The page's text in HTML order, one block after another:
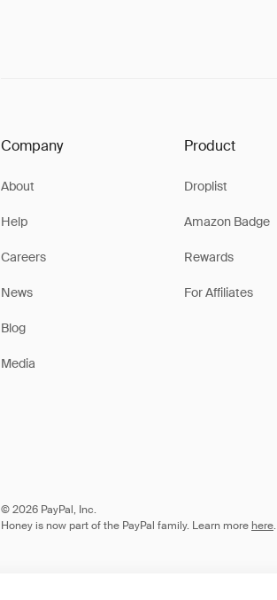
Company
About
Help
Careers
News
Blog
Media
Product
Droplist
Amazon Badge
Rewards
For Affiliates
© 2026 PayPal, Inc.
Honey is now part of the PayPal family. Learn more here.